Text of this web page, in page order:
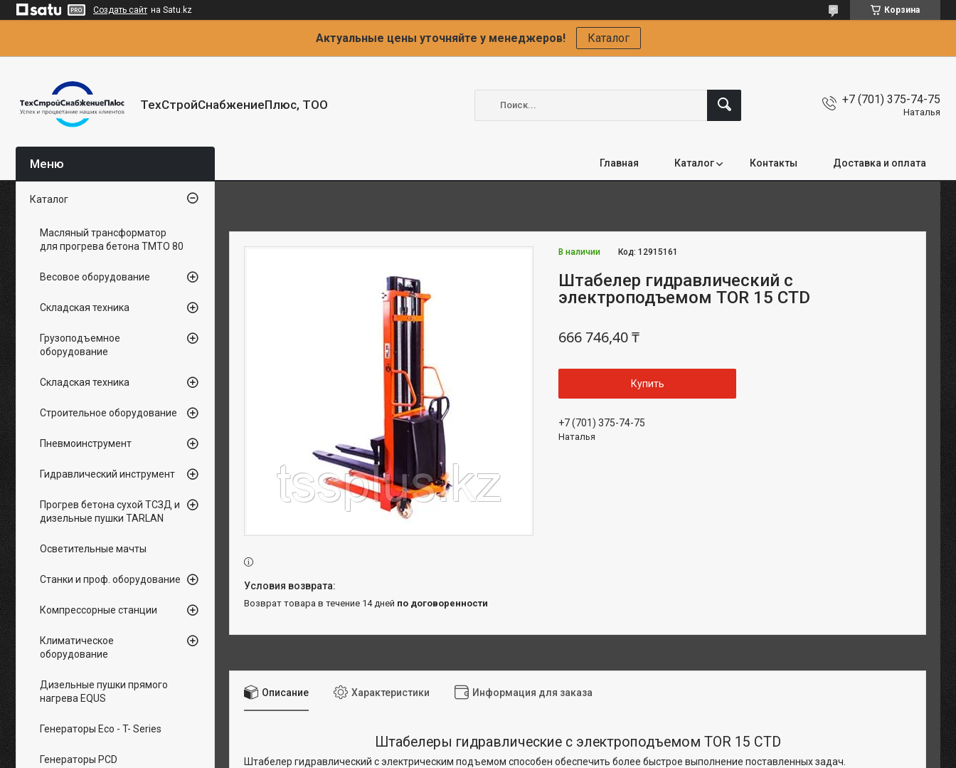
Создать сайт на Satu.kz Корзина
Актуальные цены уточняйте у менеджеров! Каталог
ТехСтройСнабжениеПлюс, ТОО +7 (701) 375-74-75
Наталья
Главная Каталог Контакты Доставка и оплата
В наличии Код:12915161
Штабелер гидравлический с
электроподъемом TOR 15 CTD
666 746,40 ₸
Купить
+7 (701) 375-74-75
Наталья
возврат товара в течение 14 дней по договоренности
Описание Характеристики Информация для заказа
Штабелеры гидравлические c электроподъемом TOR 15 CTD
Штабелер гидравлический с электрическим подъемом способен обеспечить более быстрое выполнение поставленных задач.
Каталог
Масляный трансформатор
для прогрева бетона ТМТО 80
Весовое оборудование
Складская техника
Грузоподъемное
оборудование
Складская техника
Строительное оборудование
Пневмоинструмент
Гидравлический инструмент
Прогрев бетона сухой ТСЗД и
дизельные пушки TARLAN
Осветительные мачты
Станки и проф. оборудование
Компрессорные станции
Климатическое
оборудование
Дизельные пушки прямого
нагрева EQUS
Генераторы Eco - T- Series
Генераторы PCD